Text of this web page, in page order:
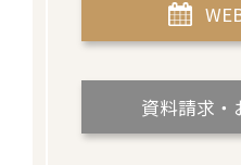
資料請求・